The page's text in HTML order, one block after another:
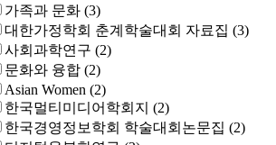
가족과 문화 (3)
대한가정학회 춘계학술대회 자료집 (3)
사회과학연구 (2)
문화와 융합 (2)
Asian Women (2)
한국멀티미디어학회지 (2)
한국경영정보학회 학술대회논문집 (2)